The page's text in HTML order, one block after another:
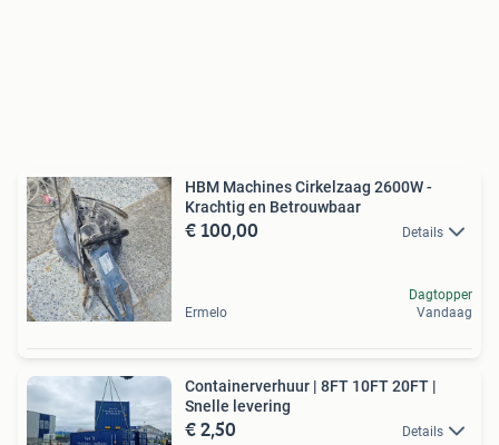
HBM Machines Cirkelzaag 2600W -
Krachtig en Betrouwbaar
€ 100,00 Details
Ermelo
Dagtopper
Vandaag
Containerverhuur | 8FT 10FT 20FT |
Snelle levering
€ 2,50 Details